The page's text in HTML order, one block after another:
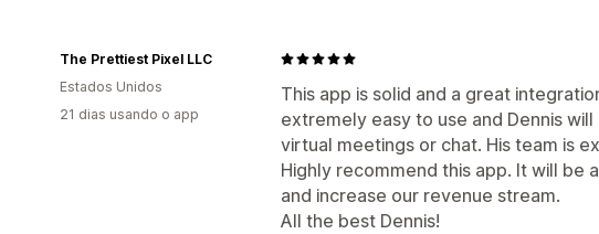
This app is solid and a great
extremely easy to use and Dennis
virtual meetings or chat. His team is
Highly recommend this app. It will be
and increase our revenue stream.
All the best Dennis!
The Prettiest Pixel LLC
Estados Unidos
21 dias usando o app